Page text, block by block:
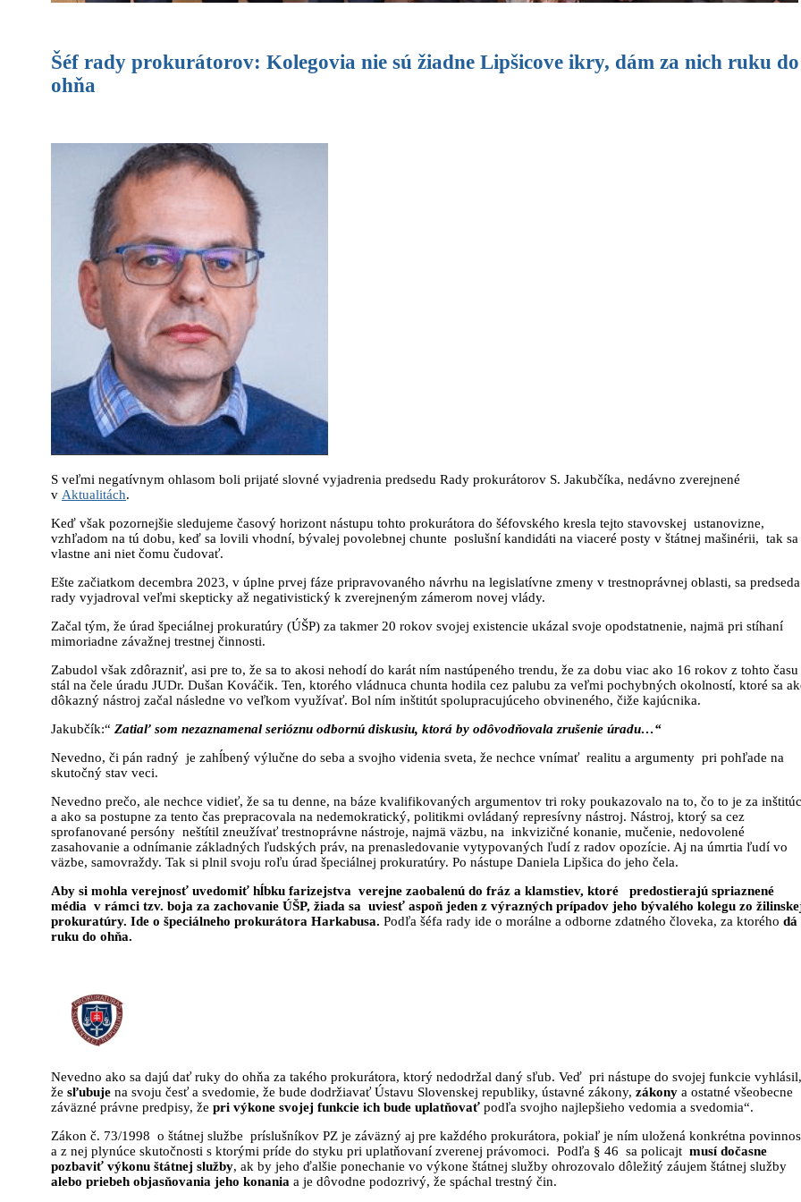
Šéf rady prokurátorov: Kolegovia nie sú žiadne Lipšicove ikry, dám za nich ruku do
ohňa
S veľmi negatívnym ohlasom boli prijaté slovné vyjadrenia predsedu Rady prokurátorov S. Jakubčíka, nedávno zverejnené
v Aktualitách.
Keď však pozornejšie sledujeme časový horizont nástupu tohto prokurátora do šéfovského kresla tejto stavovskej ustanovizne,
vzhľadom na tú dobu, keď sa lovili vhodní, bývalej povolebnej chunte poslušní kandidáti na viaceré posty v štátnej mašinérii, tak sa
vlastne ani niet čomu čudovať.
Ešte začiatkom decembra 2023, v úplne prvej fáze pripravovaného návrhu na legislatívne zmeny v trestnoprávnej oblasti, sa predseda
rady vyjadroval veľmi skepticky až negativistický k zverejneným zámerom novej vlády.
Začal tým, že úrad špeciálnej prokuratúry (ÚŠP) za takmer 20 rokov svojej existencie ukázal svoje opodstatnenie, najmä pri stíhaní
mimoriadne závažnej trestnej činnosti.
Zabudol však zdôrazniť, asi pre to, že sa to akosi nehodí do karát ním nastúpeného trendu, že za dobu viac ako 16 rokov z tohto času
stál na čele úradu JUDr. Dušan Kováčik. Ten, ktorého vládnuca chunta hodila cez palubu za veľmi pochybných okolností, ktoré sa
dôkazný nástroj začal následne vo veľkom využívať. Bol ním inštitút spolupracujúceho obvineného, čiže kajúcnika.
Jakubčík:“ Zatiaľ som nezaznamenal serióznu odbornú diskusiu, ktorá by odôvodňovala zrušenie úradu…“
Nevedno, či pán radný je zahĺbený výlučne do seba a svojho videnia sveta, že nechce vnímať realitu a argumenty pri pohľade na
skutočný stav veci.
Nevedno prečo, ale nechce vidieť, že sa tu denne, na báze kvalifikovaných argumentov tri roky poukazovalo na to, čo to je za
a ako sa postupne za tento čas prepracovala na nedemokratický, politikmi ovládaný represívny nástroj. Nástroj, ktorý sa cez
sprofanované persóny neštítil zneužívať trestnoprávne nástroje, najmä väzbu, na inkvizičné konanie, mučenie, nedovolené
zasahovanie a odnímanie základných ľudských práv, na prenasledovanie vytypovaných ľudí z radov opozície. Aj na úmrtia ľudí vo
väzbe, samovraždy. Tak si plnil svoju roľu úrad špeciálnej prokuratúry. Po nástupe Daniela Lipšica do jeho čela.
Aby si mohla verejnosť uvedomiť hĺbku farizejstva verejne zaobalenú do fráz a klamstiev, ktoré predostierajú spriaznené
média v rámci tzv. boja za zachovanie ÚŠP, žiada sa uviesť aspoň jeden z výrazných prípadov jeho bývalého kolegu zo
prokuratúry. Ide o špeciálneho prokurátora Harkabusa. Podľa šéfa rady ide o morálne a odborne zdatného človeka, za ktorého dá
ruku do ohňa.
Nevedno ako sa dajú dať ruky do ohňa za takého prokurátora, ktorý nedodržal daný sľub. Veď pri nástupe do svojej funkcie vyhlásil,
že sľubuje na svoju česť a svedomie, že bude dodržiavať Ústavu Slovenskej republiky, ústavné zákony, zákony a ostatné všeobecne
záväzné právne predpisy, že pri výkone svojej funkcie ich bude uplatňovať podľa svojho najlepšieho vedomia a svedomia“.
Zákon č. 73/1998 o štátnej službe príslušníkov PZ je záväzný aj pre každého prokurátora, pokiaľ je ním uložená konkrétna
a z nej plynúce skutočnosti s ktorými príde do styku pri uplatňovaní zverenej právomoci. Podľa § 46 sa policajt musí dočasne
pozbaviť výkonu štátnej služby, ak by jeho ďalšie ponechanie vo výkone štátnej služby ohrozovalo dôležitý záujem štátnej služby
alebo priebeh objasňovania jeho konania a je dôvodne podozrivý, že spáchal trestný čin.